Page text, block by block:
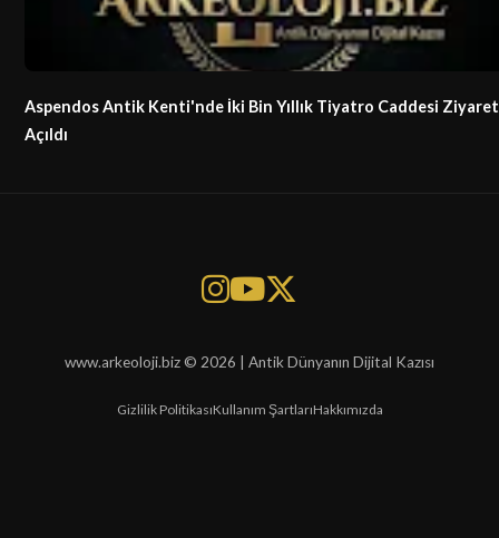
Aspendos Antik Kenti'nde İki Bin Yıllık Tiyatro Caddesi
Açıldı
www.arkeoloji.biz © 2026 | Antik Dünyanın Dijital Kazısı
Gizlilik PolitikasıKullanım ŞartlarıHakkımızda